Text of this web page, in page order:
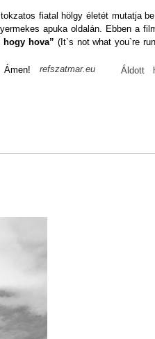
fiatal hölgy életét mutatja
apuka oldalán. Ebben a
hogy hova” (It`s not what you`re
Ámen! refszatmar.eu Áldott